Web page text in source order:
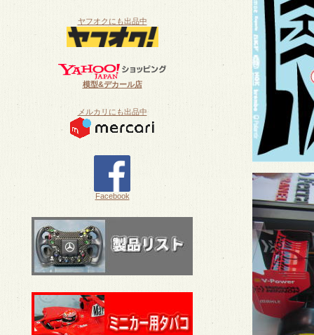
ヤフオクにも出品中
模型&デカール店
メルカリにも出品中
Facebook